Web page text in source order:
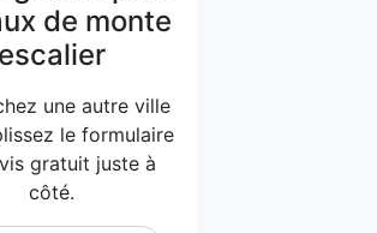
de monte
escalier
une autre ville
le formulaire
gratuit juste à
côté.